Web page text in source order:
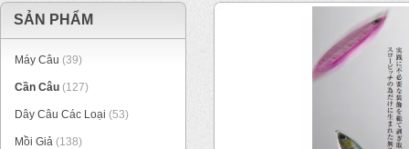
SẢN PHẨM
Máy Câu (39)
Cần Câu (127)
Dây Câu Các Loại (53)
Mồi Giả (138)